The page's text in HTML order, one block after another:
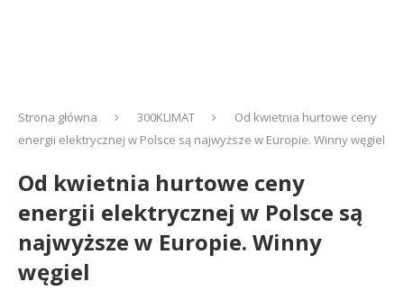
Strona główna 300KLIMAT
Od kwietnia hurtowe ceny
energii elektrycznej w Polsce są najwyższe w Europie. Winny węgiel
Od kwietnia hurtowe ceny
energii elektrycznej w Polsce są
najwyższe w Europie. Winny
węgiel